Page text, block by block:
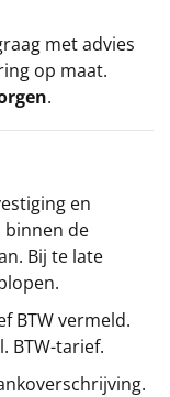
met advies
op maat.
.
en
binnen de
Bij te late
BTW vermeld.
BTW-tarief.